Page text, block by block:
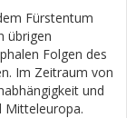
Fürstentum
übrigen
Folgen des
Im Zeitraum von
und
Mitteleuropa.